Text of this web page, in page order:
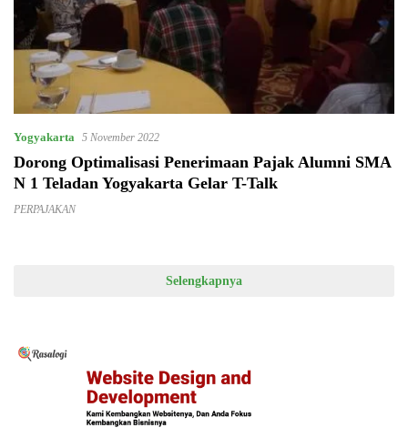
Yogyakarta 5 November 2022
Dorong Optimalisasi Penerimaan Pajak Alumni SMA
N 1 Teladan Yogyakarta Gelar T-Talk
PERPAJAKAN
Selengkapnya